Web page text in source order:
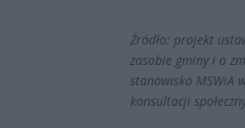
Źródło: projekt
zasobie gminy i o
stanowisko MSWiA
konsultacji